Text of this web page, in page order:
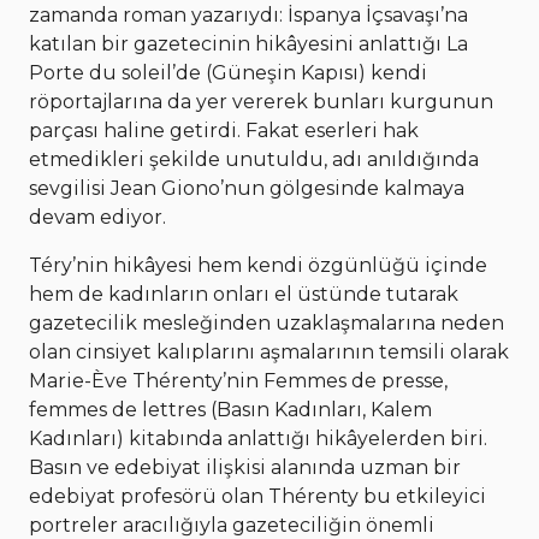
zamanda roman yazarıydı: İspanya İçsavaşı’na
katılan bir gazetecinin hikâyesini anlattığı La
Porte du soleil’de (Güneşin Kapısı) kendi
röportajlarına da yer vererek bunları kurgunun
parçası haline getirdi. Fakat eserleri hak
etmedikleri şekilde unutuldu, adı anıldığında
sevgilisi Jean Giono’nun gölgesinde kalmaya
devam ediyor.
Téry’nin hikâyesi hem kendi özgünlüğü içinde
hem de kadınların onları el üstünde tutarak
gazetecilik mesleğinden uzaklaşmalarına neden
olan cinsiyet kalıplarını aşmalarının temsili olarak
Marie-Ève Thérenty’nin Femmes de presse,
femmes de lettres (Basın Kadınları, Kalem
Kadınları) kitabında anlattığı hikâyelerden biri.
Basın ve edebiyat ilişkisi alanında uzman bir
edebiyat profesörü olan Thérenty bu etkileyici
portreler aracılığıyla gazeteciliğin önemli